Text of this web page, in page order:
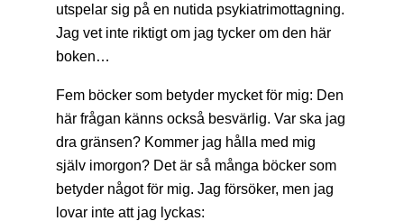
utspelar sig på en nutida psykiatrimottagning.
Jag vet inte riktigt om jag tycker om den här
boken…
Fem böcker som betyder mycket för mig: Den
här frågan känns också besvärlig. Var ska jag
dra gränsen? Kommer jag hålla med mig
själv imorgon? Det är så många böcker som
betyder något för mig. Jag försöker, men jag
lovar inte att jag lyckas: